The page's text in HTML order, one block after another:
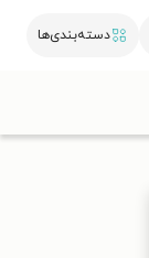
دسته‌بندی‌ها